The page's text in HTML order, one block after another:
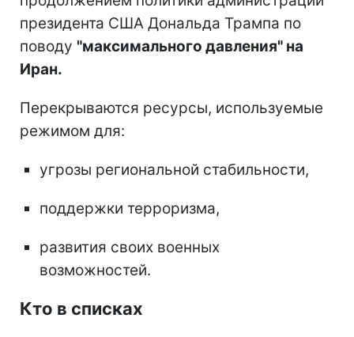
президента США Дональда Трампа по
поводу "максимального давления" на
Иран.
Перекрываются ресурсы, используемые
режимом для:
угрозы региональной стабильности,
поддержки терроризма,
развития своих военных
возможностей.
Кто в списках